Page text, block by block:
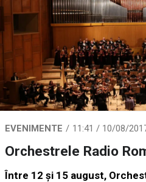
EVENIMENTE 11:41 / 10/08/
Orchestrele Radio
Între 12 şi 15 august,